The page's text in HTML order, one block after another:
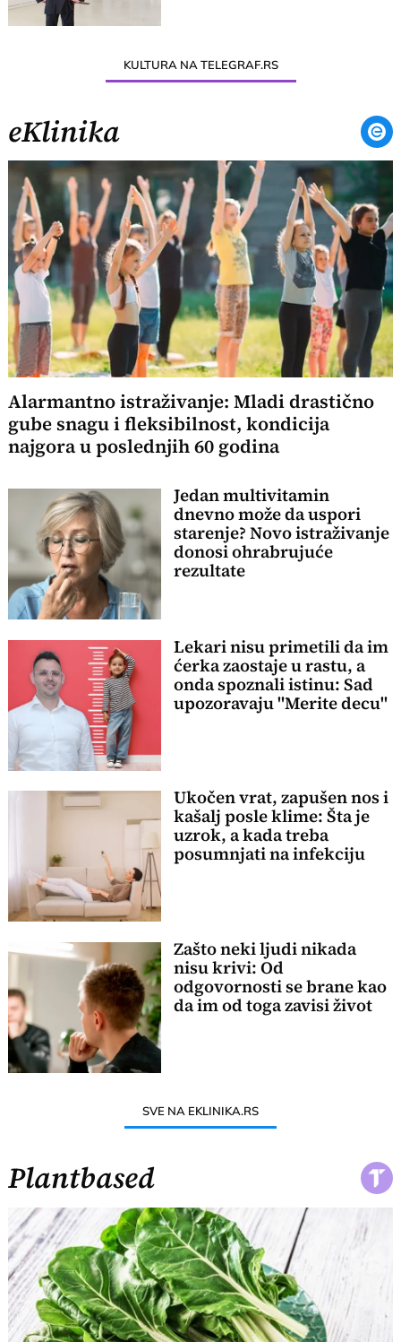
KULTURA NA TELEGRAF.RS
eKlinika
Alarmantno istraživanje: Mladi drastično
gube snagu i fleksibilnost, kondicija
najgora u poslednjih 60 godina
Jedan multivitamin
dnevno može da uspori
starenje? Novo istraživanje
donosi ohrabrujuće
rezultate
Lekari nisu primetili da im
ćerka zaostaje u rastu, a
onda spoznali istinu: Sad
upozoravaju "Merite decu"
Ukočen vrat, zapušen nos i
kašalj posle klime: Šta je
uzrok, a kada treba
posumnjati na infekciju
Zašto neki ljudi nikada
nisu krivi: Od
odgovornosti se brane kao
da im od toga zavisi život
SVE NA EKLINIKA.RS
Plantbased